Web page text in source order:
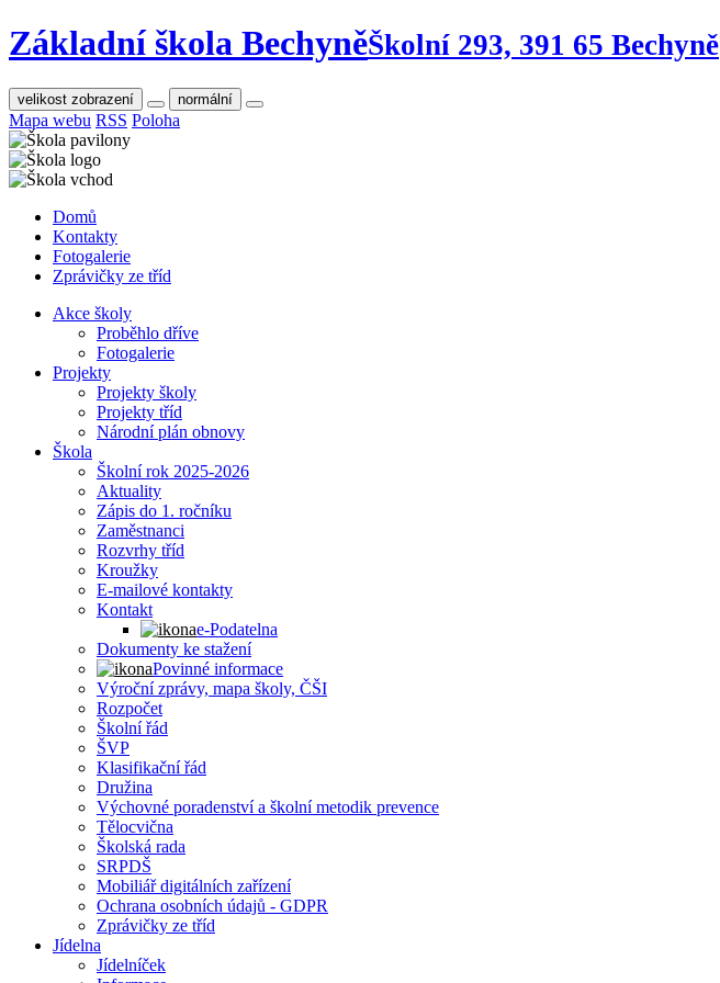
Základní škola BechyněŠkolní 293, 391 65 Bechyně
velikost zobrazení normální
Mapa webu RSS Poloha
Domů
Kontakty
Fotogalerie
Zprávičky ze tříd
Akce školy
Proběhlo dříve
Fotogalerie
Projekty
Projekty školy
Projekty tříd
Národní plán obnovy
Škola
Školní rok 2025-2026
Aktuality
Zápis do 1. ročníku
Zaměstnanci
Rozvrhy tříd
Kroužky
E-mailové kontakty
Kontakt
e-Podatelna
Dokumenty ke stažení
Povinné informace
Výroční zprávy, mapa školy, ČŠI
Rozpočet
Školní řád
ŠVP
Klasifikační řád
Družina
Výchovné poradenství a školní metodik prevence
Tělocvična
Školská rada
SRPDŠ
Mobiliář digitálních zařízení
Ochrana osobních údajů - GDPR
Zprávičky ze tříd
Jídelna
Jídelníček